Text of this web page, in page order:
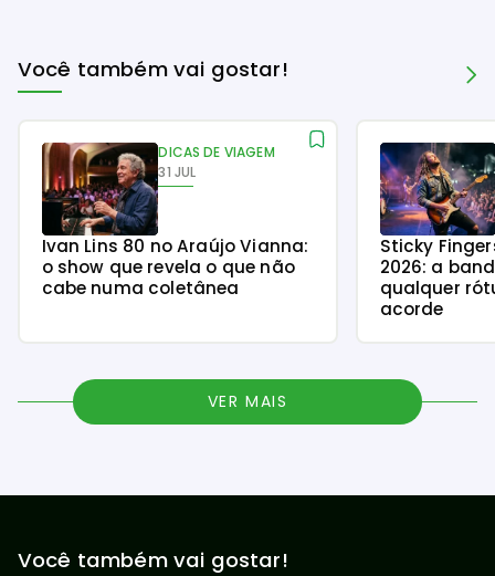
Você também vai gostar!
DICAS DE VIAGEM
31 JUL
Ivan Lins 80 no Araújo Vianna:
o show que revela o que não
cabe numa coletânea
Sticky
2026: a
qualquer
acorde
VER MAIS
Você também vai gostar!